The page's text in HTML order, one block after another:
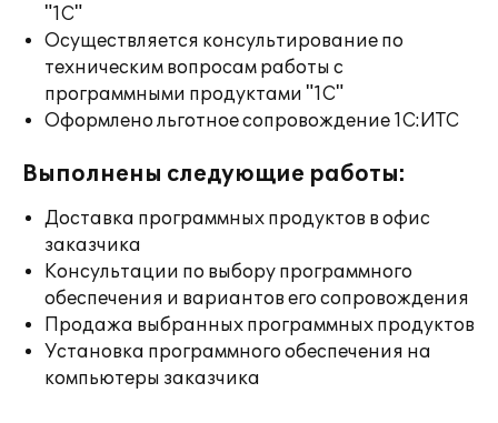
"1С"
Осуществляется консультирование по
техническим вопросам работы с
программными продуктами "1С"
Оформлено льготное сопровождение 1С:ИТС
Выполнены следующие работы:
Доставка программных продуктов в офис
заказчика
Консультации по выбору программного
обеспечения и вариантов его сопровождения
Продажа выбранных программных продуктов
Установка программного обеспечения на
компьютеры заказчика